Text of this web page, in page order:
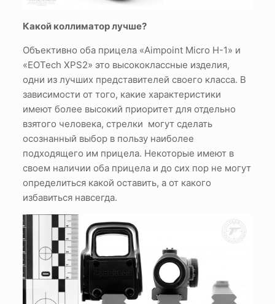
Какой коллиматор лучше?
Объективно оба прицела «Aimpoint Micro H-1» и
«EOTech XPS2» это высококлассные изделия,
одни из лучших представителей своего класса. В
зависимости от того, какие характеристики
имеют более высокий приоритет для отдельно
взятого человека, стрелки могут сделать
осознанный выбор в пользу наиболее
подходящего им прицела. Некоторые имеют в
своем наличии оба прицела и до сих пор не могут
определиться какой оставить, а от какого
избавиться навсегда.